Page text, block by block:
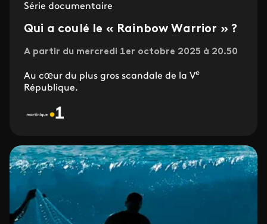
Série documentaire
Qui a coulé le « Rainbow Warrior » ?
A partir du mercredi 1er octobre 2025 à 20.50
Au cœur du plus gros scandale de la Ve
République.